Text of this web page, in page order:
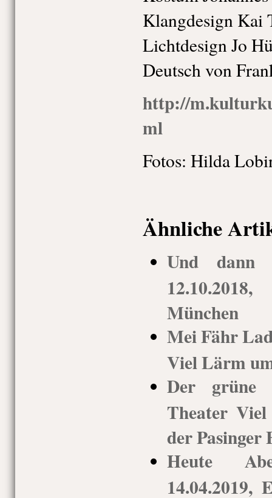
Klangdesign Kai
Lichtdesign Jo
Deutsch von
http://
ml
Fotos: Hilda
Ähnliche
Und dann
München
Mei Fähr
Viel Lärm
Der grüne
Theater
der Pasinger
Heute
14.04.2019,